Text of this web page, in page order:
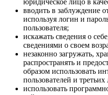
юридическое лицо в
вводить в заблуждение
используя логин и
пользователя;
искажать сведения о
сведениями о своем
незаконно загружать,
распространять и
образом использовать
пользователей и третьих
использовать